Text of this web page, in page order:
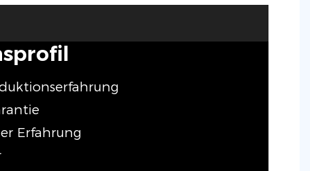
Erfahrung